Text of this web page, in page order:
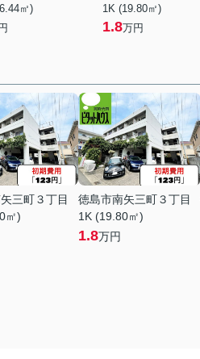
㎡)
1K (19.80㎡)
1.8万円
三町３丁目
㎡)
徳島市南矢三町３丁目
1K (19.80㎡)
1.8万円